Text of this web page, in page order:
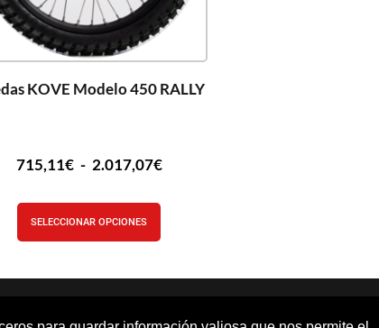
KOVE Modelo 450 RALLY
715,11€ - 2.017,07€
SELECCIONAR OPCIONES